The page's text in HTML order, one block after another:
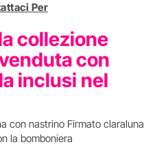
Per
collezione
con
inclusi nel
con nastrino Firmato claraluna
la bomboniera